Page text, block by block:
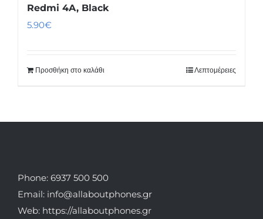
Redmi 4A, Black
5.90€
Προσθήκη στο καλάθι Λεπτομέρειες
Phone: 6937 500 500
Email: info@allaboutphones.gr
Web: https://allaboutphones.gr